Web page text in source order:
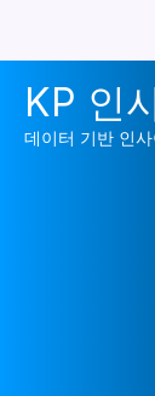
KP 인
데이터 기반 인